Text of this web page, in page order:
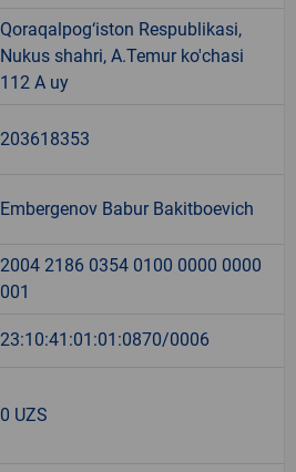
Qoraqalpog‘iston Respublikasi,
Nukus shahri, A.Temur ko'chasi
112 A uy
203618353
Embergenov Babur Bakitboevich
2004 2186 0354 0100 0000 0000
001
23:10:41:01:01:0870/0006
0 UZS